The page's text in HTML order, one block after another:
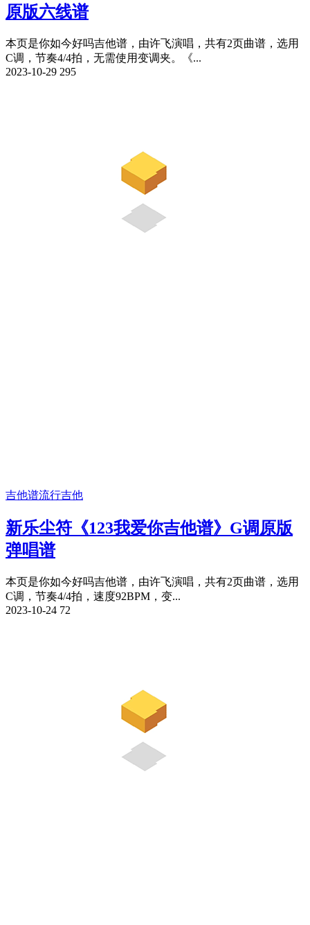
原版六线谱
本页是你如今好吗吉他谱，由许飞演唱，共有2页曲谱，选用
C调，节奏4/4拍，无需使用变调夹。《...
2023-10-29 295
吉他谱流行吉他
新乐尘符《123我爱你吉他谱》G调原版
弹唱谱
本页是你如今好吗吉他谱，由许飞演唱，共有2页曲谱，选用
C调，节奏4/4拍，速度92BPM，变...
2023-10-24 72